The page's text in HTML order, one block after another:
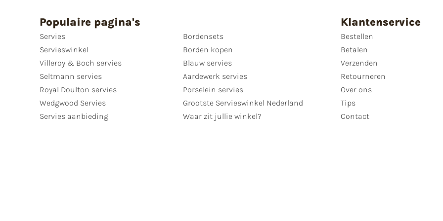
Populaire pagina's
Servies
Servieswinkel
Villeroy & Boch servies
Seltmann servies
Royal Doulton servies
Wedgwood Servies
Servies aanbieding
Bordensets
Borden kopen
Blauw servies
Aardewerk servies
Porselein servies
Grootste Servieswinkel Nederland
Waar zit jullie winkel?
Klantenservice
Bestellen
Betalen
Verzenden
Retourneren
Over ons
Tips
Contact